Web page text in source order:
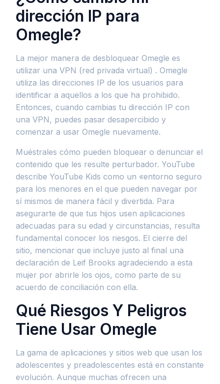
dirección IP para
Omegle?
La mejor manera de desbloquear Omegle es
utilizar una VPN (red privada virtual) . Omegle
utiliza las direcciones IP de los usuarios para
identificar a aquellos a los que ha prohibido.
Entonces, cuando cambias tu dirección IP con
una VPN, puedes pasar desapercibido y
comenzar a usar Omegle nuevamente.
Muéstrales cómo pueden bloquear o denunciar el
contenido que les resulte perturbador. YouTube
describe YouTube Kids como un «entorno seguro
para los menores en el que pueden navegar por
sí mismos de manera fácil y divertida. Para
asegurarte de que tus hijos usen aplicaciones
adecuadas para su edad y circunstancias, resulta
fundamental conocer los riesgos. El cierre del
sitio, mencionar que incluye justo al final una
declaración de Leif Brooks agradeciendo a esta
mujer por abrirle los ojos, como parte de su
acuerdo de conciliación con ella.
Qué Riesgos Y Peligros
Tiene Usar Omegle
La gama de aplicaciones y sitios web que usan los
adolescentes y preadolescentes está en constante
evolución. Aunque muchas ofrecen una